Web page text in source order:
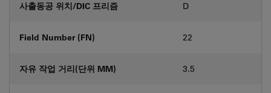
사출동공 위치/DIC 프리즘 D
Field Number (FN) 22
자유 작업 거리(단위 MM) 3.5